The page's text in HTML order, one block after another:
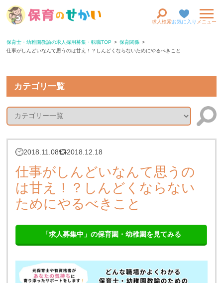
求人検索お気に入り メニュー
保育士・幼稚園教諭の求人採用募集・転職TOP
保育関係
仕事がしんどいなんて思うのは甘え！？しんどくならないためにやるべきこと
カテゴリ一覧
2018.11.08 2018.12.18
仕事がしんどいなんて思うの
は甘え！？しんどくならない
ためにやるべきこと
「求人募集中」の保育園・幼稚園を見てみる